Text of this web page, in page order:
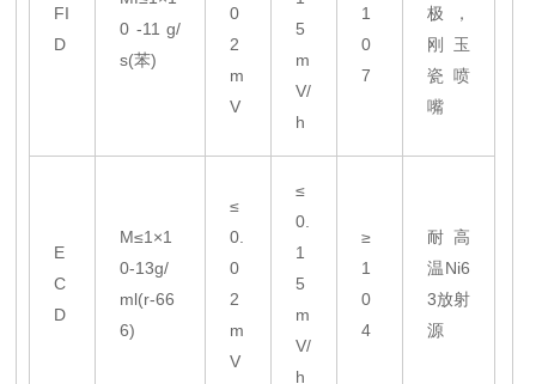
FI
D
0 -11 g/
s(苯)
0
2
m
V
5
m
V/
h
1
0
7
极，
刚玉
瓷喷
嘴
E
C
D
M≤1×1
0-13g/
ml(r-66
6)
≤
0.
0
2
m
V
≤
0.
1
5
m
V/
h
≥
1
0
4
耐高
温Ni6
3放射
源